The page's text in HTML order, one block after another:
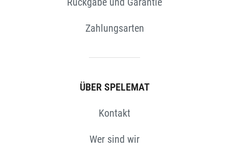
Zahlungsarten
ÜBER SPELEMAT
Kontakt
Wer sind wir